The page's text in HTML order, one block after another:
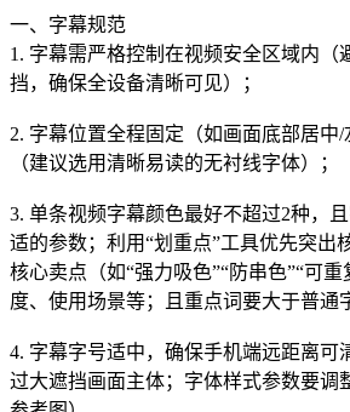
一、字幕规范
1. 字幕需严格控制在视频安全区域内（
挡，确保全设备清晰可见）；
2. 字幕位置全程固定（如画面底部居中
（建议选用清晰易读的无衬线字体）；
3. 单条视频字幕颜色最好不超过2种，
适的参数；利用“划重点”工具优先突出
核心卖点（如“强力吸色”“防串色”“可
度、使用场景等；且重点词要大于普通
4. 字幕字号适中，确保手机端远距离可
过大遮挡画面主体；字体样式参数要调